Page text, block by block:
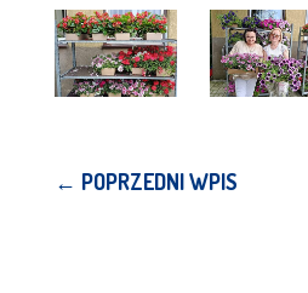
← POPRZEDNI WPIS